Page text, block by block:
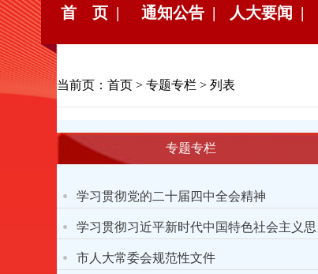
首 页 | 通知公告 | 人大要闻 |
当前页： 首页 > 专题专栏 > 列表
专题专栏
学习贯彻党的二十届四中全会精神
学习贯彻习近平新时代中国特色社会主义思
想主题教育
市人大常委会规范性文件